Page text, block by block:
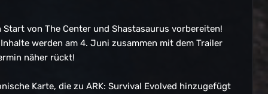
von The Center und Shastasaurus vorbereiten!
werden am 4. Juni zusammen mit dem Trailer
näher rückt!
Karte, die zu ARK: Survival Evolved hinzugefügt